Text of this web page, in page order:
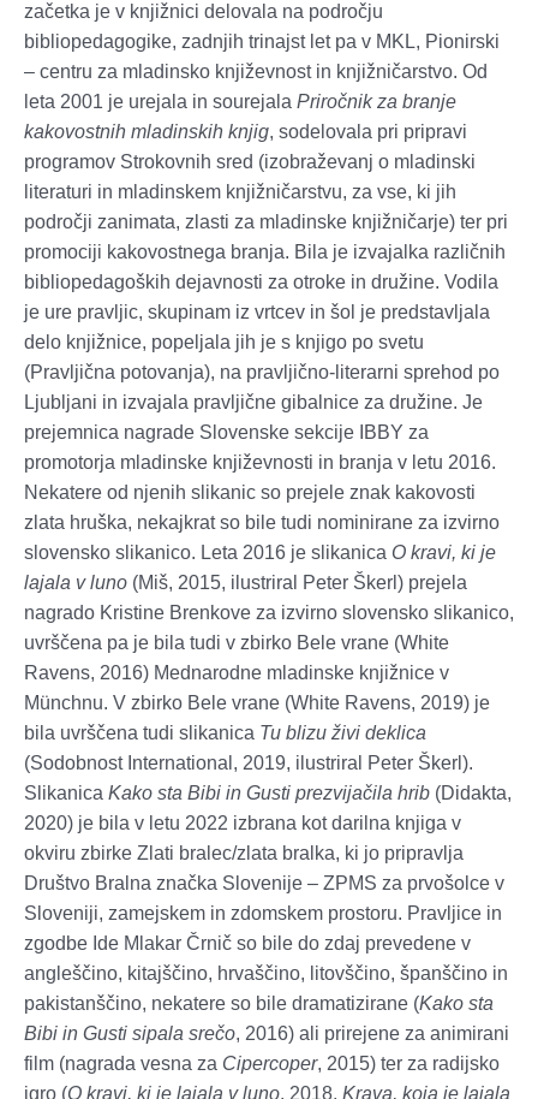
začetka je v knjižnici delovala na področju
bibliopedagogike, zadnjih trinajst let pa v MKL, Pionirski
– centru za mladinsko književnost in knjižničarstvo. Od
leta 2001 je urejala in sourejala Priročnik za branje
kakovostnih mladinskih knjig, sodelovala pri pripravi
programov Strokovnih sred (izobraževanj o mladinski
literaturi in mladinskem knjižničarstvu, za vse, ki jih
področji zanimata, zlasti za mladinske knjižničarje) ter pri
promociji kakovostnega branja. Bila je izvajalka različnih
bibliopedagoških dejavnosti za otroke in družine. Vodila
je ure pravljic, skupinam iz vrtcev in šol je predstavljala
delo knjižnice, popeljala jih je s knjigo po svetu
(Pravljična potovanja), na pravljično-literarni sprehod po
Ljubljani in izvajala pravljične gibalnice za družine. Je
prejemnica nagrade Slovenske sekcije IBBY za
promotorja mladinske književnosti in branja v letu 2016.
Nekatere od njenih slikanic so prejele znak kakovosti
zlata hruška, nekajkrat so bile tudi nominirane za izvirno
slovensko slikanico. Leta 2016 je slikanica O kravi, ki je
lajala v luno (Miš, 2015, ilustriral Peter Škerl) prejela
nagrado Kristine Brenkove za izvirno slovensko slikanico,
uvrščena pa je bila tudi v zbirko Bele vrane (White
Ravens, 2016) Mednarodne mladinske knjižnice v
Münchnu. V zbirko Bele vrane (White Ravens, 2019) je
bila uvrščena tudi slikanica Tu blizu živi deklica
(Sodobnost International, 2019, ilustriral Peter Škerl).
Slikanica Kako sta Bibi in Gusti prezvijačila hrib (Didakta,
2020) je bila v letu 2022 izbrana kot darilna knjiga v
okviru zbirke Zlati bralec/zlata bralka, ki jo pripravlja
Društvo Bralna značka Slovenije – ZPMS za prvošolce v
Sloveniji, zamejskem in zdomskem prostoru. Pravljice in
zgodbe Ide Mlakar Črnič so bile do zdaj prevedene v
angleščino, kitajščino, hrvaščino, litovščino, španščino in
pakistanščino, nekatere so bile dramatizirane (Kako sta
Bibi in Gusti sipala srečo, 2016) ali prirejene za animirani
film (nagrada vesna za Cipercoper, 2015) ter za radijsko
igro (O kravi, ki je lajala v luno, 2018, Krava, koja je lajala